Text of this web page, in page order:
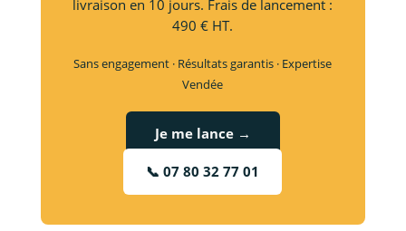
livraison en 10 jours. Frais de lancement :
490 € HT.
Sans engagement · Résultats garantis · Expertise
Vendée
Je me lance →
📞 07 80 32 77 01